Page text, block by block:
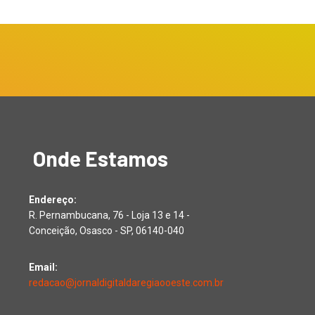
Onde Estamos
Endereço:
R. Pernambucana, 76 - Loja 13 e 14 -
Conceição, Osasco - SP, 06140-040
Email:
redacao@jornaldigitaldaregiaooeste.com.br